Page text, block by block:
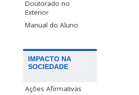
Doutorado no
Exterior
Manual do Aluno
IMPACTO NA
SOCIEDADE
Ações Afirmativas